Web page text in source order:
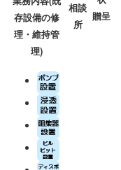
相談
所
贈呈
存設備の修
理・維持管
理)